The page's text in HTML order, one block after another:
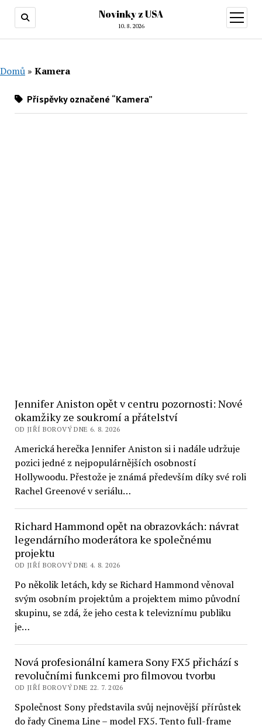
Novinky z USA
10. 8. 2026
otevřít
menu
Domů » Kamera
Příspěvky označené “Kamera”
Jennifer Aniston opět v centru pozornosti: Nové
okamžiky ze soukromí a přátelství
OD JIŘÍ BOROVÝ DNE 6. 8. 2026
Americká herečka Jennifer Aniston si i nadále udržuje
pozici jedné z nejpopulárnějších osobností
Hollywoodu. Přestože je známá především díky své roli
Rachel Greenové v seriálu…
Richard Hammond opět na obrazovkách: návrat
legendárního moderátora ke společnému
projektu
OD JIŘÍ BOROVÝ DNE 4. 8. 2026
Po několik letách, kdy se Richard Hammond věnoval
svým osobním projektům a projektem mimo původní
skupinu, se zdá, že jeho cesta k televiznímu publiku
je…
Nová profesionální kamera Sony FX5 přichází s
revolučními funkcemi pro filmovou tvorbu
OD JIŘÍ BOROVÝ DNE 22. 7. 2026
Společnost Sony představila svůj nejnovější přírůstek
do řady Cinema Line – model FX5. Tento full-frame